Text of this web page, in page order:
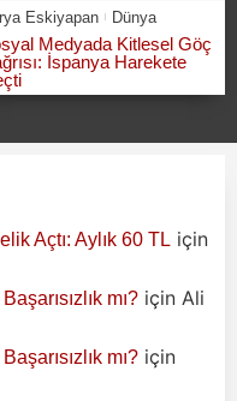
Eskiyapan Dünya
Medyada Kitlesel Göç
İspanya Harekete
Açtı: Aylık 60 TL için
mı? için Ali
mı? için